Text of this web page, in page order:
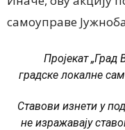
самоуправе
Пројекат
градске локалне
Ставови изнети у
не изражавају